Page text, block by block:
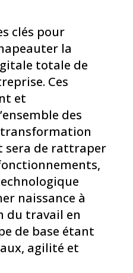
clés pour
la
totale de
Ces
et
des
transformation
sera de rattraper
naissance à
du travail en
de base étant
agilité et